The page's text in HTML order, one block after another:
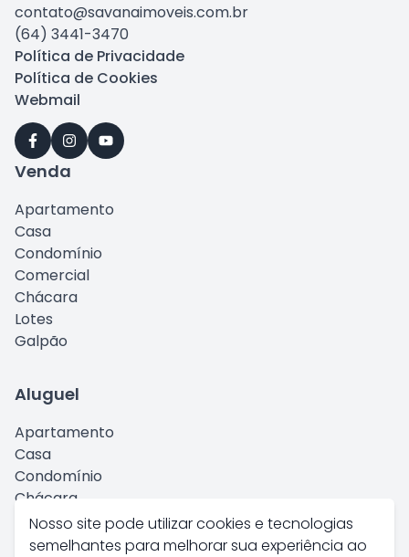
Nosso site pode utilizar cookies e tecnologias
semelhantes para melhorar sua experiência ao
contato@savanaimoveis.com.br
(64) 3441-3470
Política de Privacidade
Política de Cookies
Webmail
Venda
Apartamento
Casa
Condomínio
Comercial
Chácara
Lotes
Galpão
Aluguel
Apartamento
Casa
Condomínio
Chácara
Comercial
Kitnet